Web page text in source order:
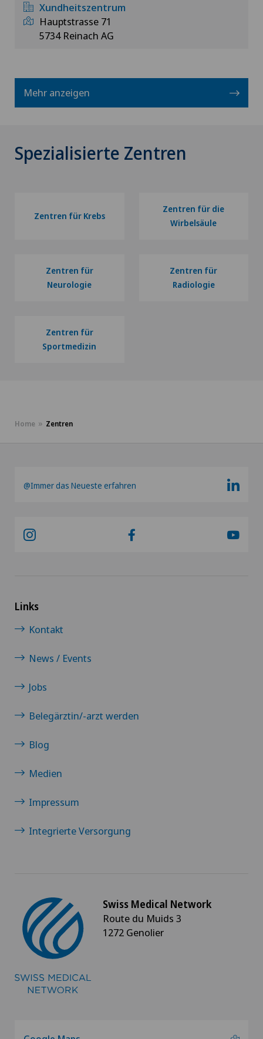
Xundheitszentrum
Hauptstrasse 71
5734 Reinach AG
Mehr anzeigen
Spezialisierte Zentren
Zentren für Krebs
Zentren für die
Wirbelsäule
Zentren für
Neurologie
Zentren für
Radiologie
Zentren für
Sportmedizin
Home Zentren
@Immer das Neueste erfahren
Links
Kontakt
News / Events
Jobs
Belegärztin/-arzt werden
Blog
Medien
Impressum
Integrierte Versorgung
Swiss Medical Network
Route du Muids 3
1272 Genolier